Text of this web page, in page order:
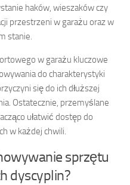
haków, wieszaków czy
przestrzeni w garażu oraz w
stanie.
w garażu kluczowe
do charakterystyki
się do ich dłuższej
Ostatecznie, przemyślane
ułatwić dostęp do
w każdej chwili.
sprzętu
dyscyplin?